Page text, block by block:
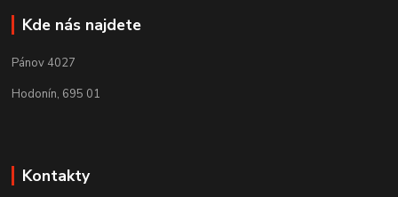
Kde nás najdete
Pánov 4027
Hodonín, 695 01
Kontakty